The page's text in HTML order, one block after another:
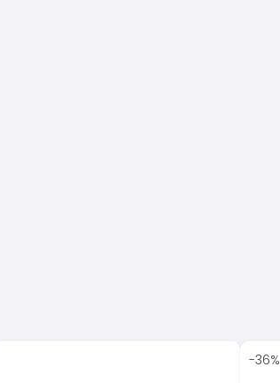
-36%